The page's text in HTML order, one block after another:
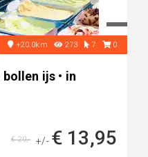
+20.0km 273 7 0
ijs • in
+/- € 13,95
€ 20,-